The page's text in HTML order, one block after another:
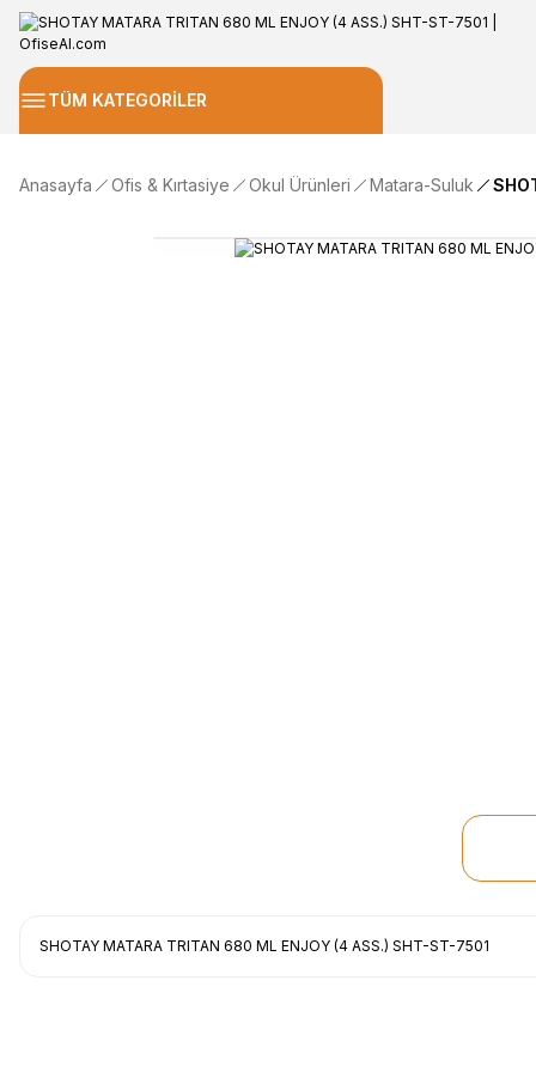
TÜM KATEGORİLER
Anasayfa Ofis & Kırtasiye Okul Ürünleri Matara-Suluk
SHOTAY MATARA TRITAN 680 ML ENJOY (4 ASS.) SHT-ST-7501